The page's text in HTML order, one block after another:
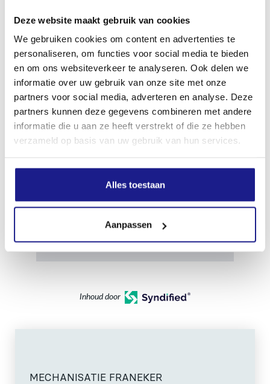
Deze website maakt gebruik van cookies
We gebruiken cookies om content en advertenties te
personaliseren, om functies voor social media te bieden
en om ons websiteverkeer te analyseren. Ook delen we
informatie over uw gebruik van onze site met onze
partners voor social media, adverteren en analyse. Deze
partners kunnen deze gegevens combineren met andere
informatie die u aan ze heeft verstrekt of die ze hebben
verzameld op basis van uw gebruik van hun services.
Alles toestaan
Aanpassen
133 cm
Geluidsdrukniveau
Geluidsvermogenniveau
Trillingswaarde rechts
Inhoud door
MECHANISATIE FRANEKER